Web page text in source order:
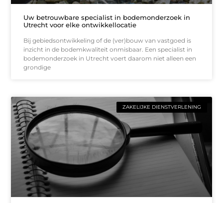
Uw betrouwbare specialist in bodemonderzoek in
Utrecht voor elke ontwikkellocatie
Bij gebiedsontwikkeling of de (ver)bouw van vastgoed is
inzicht in de bodemkwaliteit onmisbaar. Een specialist in
bodemonderzoek in Utrecht voert daarom niet alleen een
grondige
ZAKELIJKE DIENSTVERLENING